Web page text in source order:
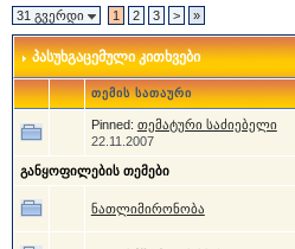
31 გვერდი 1 2 3 > »
პასუხგაცემული კითხვები
თემის სათაური
Pinned: თემატური საძიებელი
22.11.2007
განყოფილების თემები
ნათლიმირონობა